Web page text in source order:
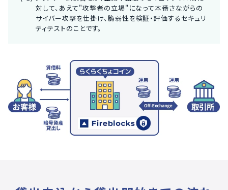
対して、あえて"攻撃者の立場"になって本番さながらの
サイバー攻撃を仕掛け、脆弱性を検証・評価するセキュリ
ティテストのことです。